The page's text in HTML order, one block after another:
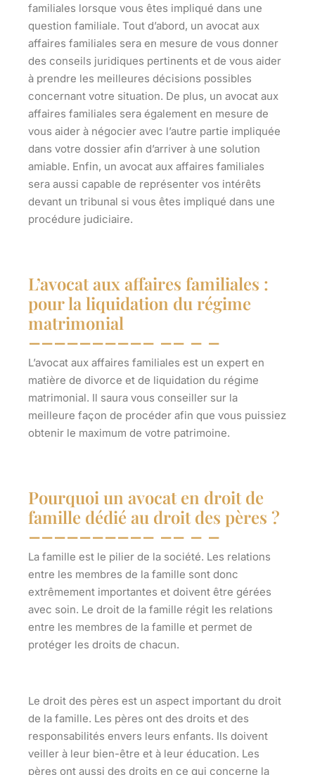
familiales lorsque vous êtes impliqué dans une
question familiale. Tout d’abord, un avocat aux
affaires familiales sera en mesure de vous donner
des conseils juridiques pertinents et de vous aider
à prendre les meilleures décisions possibles
concernant votre situation. De plus, un avocat aux
affaires familiales sera également en mesure de
vous aider à négocier avec l’autre partie impliquée
dans votre dossier afin d’arriver à une solution
amiable. Enfin, un avocat aux affaires familiales
sera aussi capable de représenter vos intérêts
devant un tribunal si vous êtes impliqué dans une
procédure judiciaire.
L’avocat aux affaires familiales :
pour la liquidation du régime
matrimonial
L’avocat aux affaires familiales est un expert en
matière de divorce et de liquidation du régime
matrimonial. Il saura vous conseiller sur la
meilleure façon de procéder afin que vous puissiez
obtenir le maximum de votre patrimoine.
Pourquoi un avocat en droit de
famille dédié au droit des pères ?
La famille est le pilier de la société. Les relations
entre les membres de la famille sont donc
extrêmement importantes et doivent être gérées
avec soin. Le droit de la famille régit les relations
entre les membres de la famille et permet de
protéger les droits de chacun.
Le droit des pères est un aspect important du droit
de la famille. Les pères ont des droits et des
responsabilités envers leurs enfants. Ils doivent
veiller à leur bien-être et à leur éducation. Les
pères ont aussi des droits en ce qui concerne la